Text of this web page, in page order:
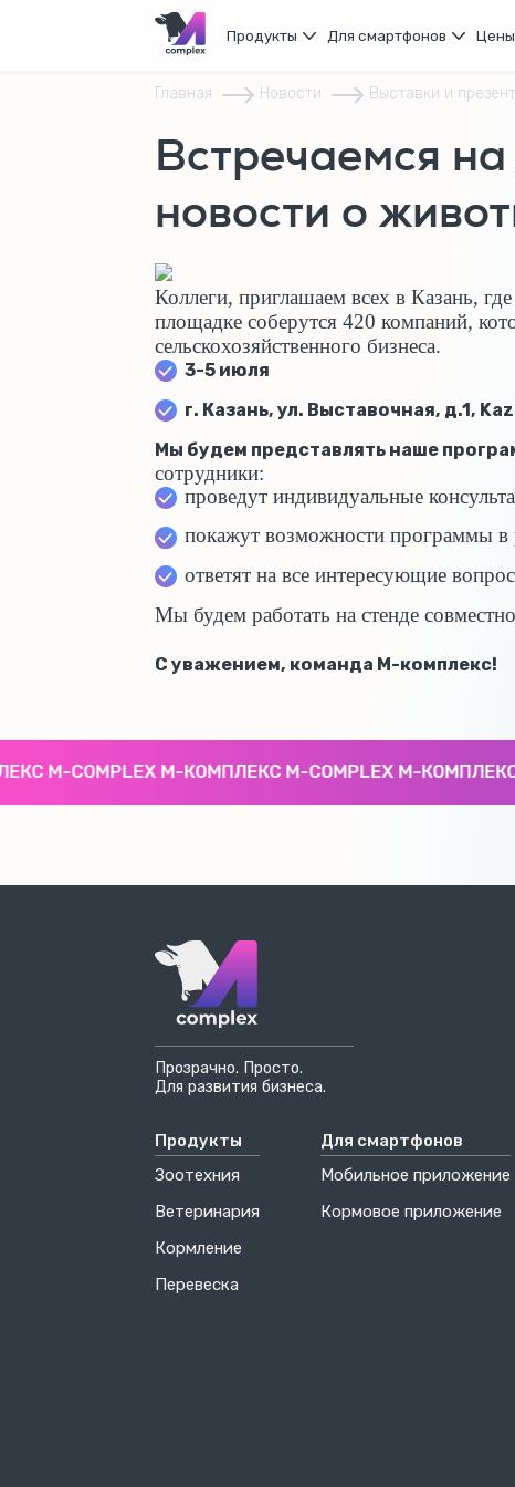
Продукты Для смартфонов Цены
Главная Новости Выставки и
Встречаемся
новости о
Коллеги, приглашаем всех в Казань,
площадке соберутся 420 компаний,
сельскохозяйственного бизнеса.
3-5 июля
г. Казань, ул. Выставочная, д.1,
Мы будем представлять наше
сотрудники:
проведут индивидуальные
покажут возможности программы в
ответят на все интересующие
Мы будем работать на стенде
С уважением, команда М-комплекс!
M-COMPLEX М-КОМПЛЕКС M-COMPLEX М-
Прозрачно. Просто.
Для развития бизнеса.
Продукты
Зоотехния
Ветеринария
Кормление
Перевеска
Для смартфонов
Мобильное приложение
Кормовое приложение